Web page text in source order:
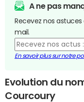
A ne pas
Recevez nos
mail.
En savoir plus sur notre
Evolution du
Courcoury